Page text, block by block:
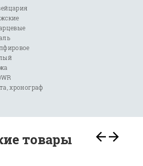
хронограф
товары